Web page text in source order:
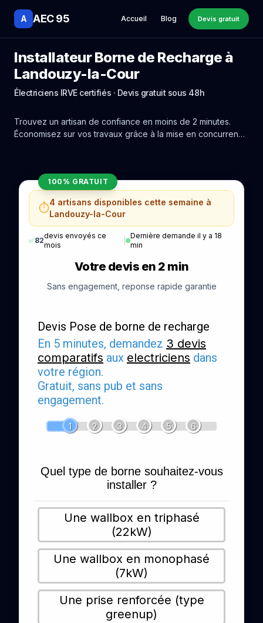
A AEC 95 Accueil Blog Devis gratuit
Installateur Borne de Recharge à
Landouzy-la-Cour
Électriciens IRVE certifiés · Devis gratuit sous 48h
Trouvez un artisan de confiance en moins de 2 minutes.
Économisez sur vos travaux grâce à la mise en concurrence
100% GRATUIT
⏱️4 artisans disponibles cette semaine à
Landouzy-la-Cour
✅82
devis envoyés ce
mois
|
Dernière demande il y a 18
min
Votre devis en 2 min
Sans engagement, reponse rapide garantie
Devis Pose de borne de recharge
En 5 minutes, demandez 3 devis
comparatifs aux electriciens dans
votre région.
Gratuit, sans pub et sans
engagement.
1 2 3 4 5 6
Quel type de borne souhaitez-vous
installer ?
Une wallbox en triphasé
(22kW)
Une wallbox en monophasé
(7kW)
Une prise renforcée (type
greenup)